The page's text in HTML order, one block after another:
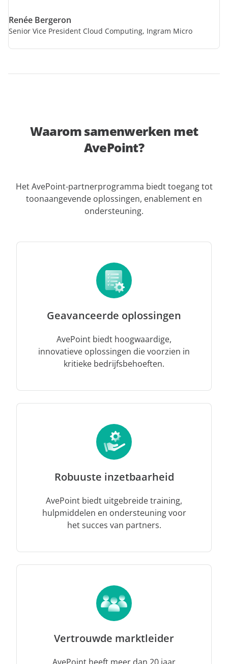
Renée Bergeron
Senior Vice President Cloud Computing, Ingram Micro
Waarom samenwerken met
AvePoint?
Het AvePoint-partnerprogramma biedt toegang tot
toonaangevende oplossingen, enablement en
ondersteuning.
Geavanceerde oplossingen
AvePoint biedt hoogwaardige,
innovatieve oplossingen die voorzien in
kritieke bedrijfsbehoeften.
Robuuste inzetbaarheid
AvePoint biedt uitgebreide training,
hulpmiddelen en ondersteuning voor
het succes van partners.
Vertrouwde marktleider